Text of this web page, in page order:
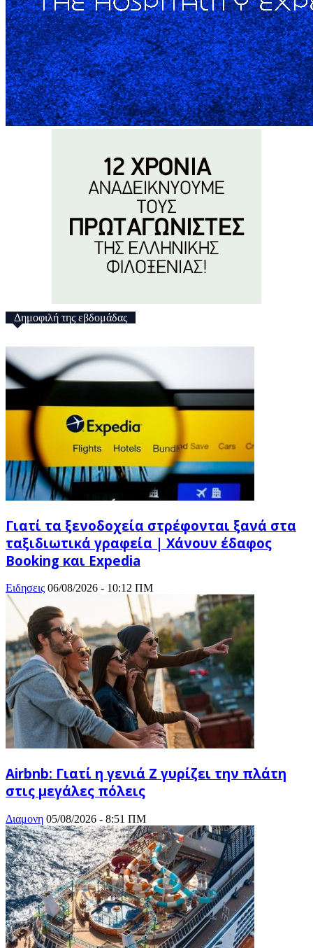
Δημοφιλή της εβδομάδας
Γιατί τα ξενοδοχεία στρέφονται ξανά στα
ταξιδιωτικά γραφεία | Χάνουν έδαφος
Booking και Expedia
Ειδησεις 06/08/2026 - 10:12 ΠΜ
Airbnb: Γιατί η γενιά Z γυρίζει την πλάτη
στις μεγάλες πόλεις
Διαμονη 05/08/2026 - 8:51 ΠΜ